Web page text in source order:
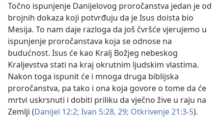
Točno ispunjenje Danijelovog proročanstva jedan je od
brojnih dokaza koji potvrđuju da je Isus doista bio
Mesija. To nam daje razloga da još čvršće vjerujemo u
ispunjenje proročanstava koja se odnose na
budućnost. Isus će kao Kralj Božjeg nebeskog
Kraljevstva stati na kraj okrutnim ljudskim vlastima.
Nakon toga ispunit će i mnoga druga biblijska
proročanstva, pa tako i ona koja govore o tome da će
mrtvi uskrsnuti i dobiti priliku da vječno žive u raju na
Zemlji (Danijel 12:2; Ivan 5:28, 29; Otkrivenje 21:3-5).